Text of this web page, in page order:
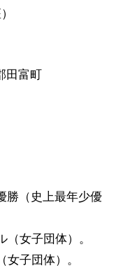
田富町
勝（史上最年少優
女子団体）。
子団体）。